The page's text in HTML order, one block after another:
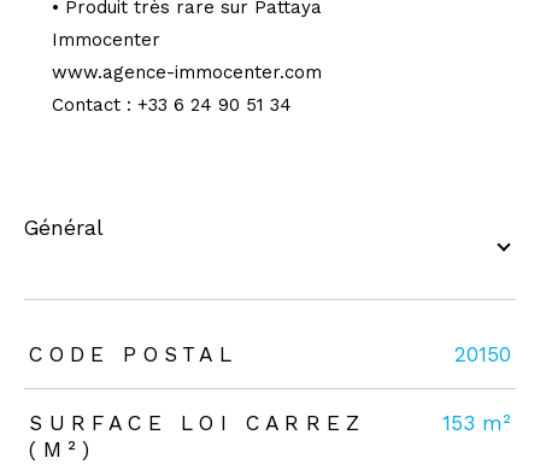
• Produit très rare sur Pattaya
Immocenter
www.agence-immocenter.com
Contact : +33 6 24 90 51 34
général
TRAD_ZEPHYR_Caracteristique TRAD_ZEPHYR_Valeurs
CODE POSTAL 20150
SURFACE LOI CARREZ
(M²)
153 m²